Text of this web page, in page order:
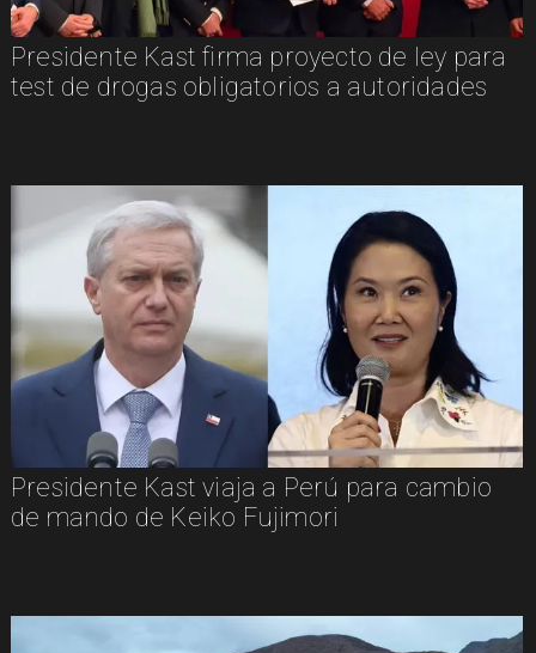
Presidente Kast firma proyecto de ley para
test de drogas obligatorios a autoridades
Presidente Kast viaja a Perú para cambio
de mando de Keiko Fujimori